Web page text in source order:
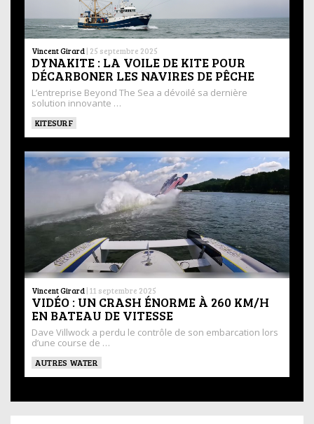
Vincent Girard | 25 septembre 2025
DYNAKITE : LA VOILE DE KITE POUR
DÉCARBONER LES NAVIRES DE PÊCHE
L’entreprise Beyond The Sea a dévoilé sa dernière
solution innovante …
KITESURF
Vincent Girard | 11 septembre 2025
VIDÉO : UN CRASH ÉNORME À 260 KM/H
EN BATEAU DE VITESSE
Dave Villwock a perdu le contrôle de son embarcation lors
d’une course de …
AUTRES WATER